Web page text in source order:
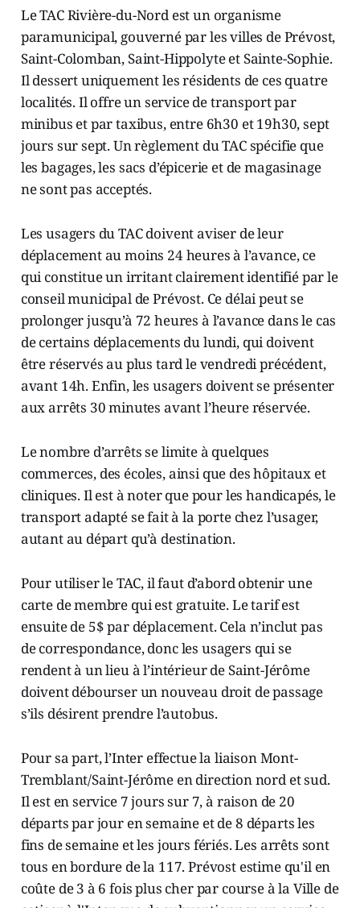
Le TAC Rivière-du-Nord est un organisme
paramunicipal, gouverné par les villes de Prévost,
Saint-Colomban, Saint-Hippolyte et Sainte-Sophie.
Il dessert uniquement les résidents de ces quatre
localités. Il offre un service de transport par
minibus et par taxibus, entre 6h30 et 19h30, sept
jours sur sept. Un règlement du TAC spécifie que
les bagages, les sacs d’épicerie et de magasinage
ne sont pas acceptés.
Les usagers du TAC doivent aviser de leur
déplacement au moins 24 heures à l’avance, ce
qui constitue un irritant clairement identifié par le
conseil municipal de Prévost. Ce délai peut se
prolonger jusqu’à 72 heures à l’avance dans le cas
de certains déplacements du lundi, qui doivent
être réservés au plus tard le vendredi précédent,
avant 14h. Enfin, les usagers doivent se présenter
aux arrêts 30 minutes avant l’heure réservée.
Le nombre d’arrêts se limite à quelques
commerces, des écoles, ainsi que des hôpitaux et
cliniques. Il est à noter que pour les handicapés, le
transport adapté se fait à la porte chez l’usager,
autant au départ qu’à destination.
Pour utiliser le TAC, il faut d’abord obtenir une
carte de membre qui est gratuite. Le tarif est
ensuite de 5$ par déplacement. Cela n’inclut pas
de correspondance, donc les usagers qui se
rendent à un lieu à l’intérieur de Saint-Jérôme
doivent débourser un nouveau droit de passage
s’ils désirent prendre l’autobus.
Pour sa part, l’Inter effectue la liaison Mont-
Tremblant/Saint-Jérôme en direction nord et sud.
Il est en service 7 jours sur 7, à raison de 20
départs par jour en semaine et de 8 départs les
fins de semaine et les jours fériés. Les arrêts sont
tous en bordure de la 117. Prévost estime qu'il en
coûte de 3 à 6 fois plus cher par course à la Ville de